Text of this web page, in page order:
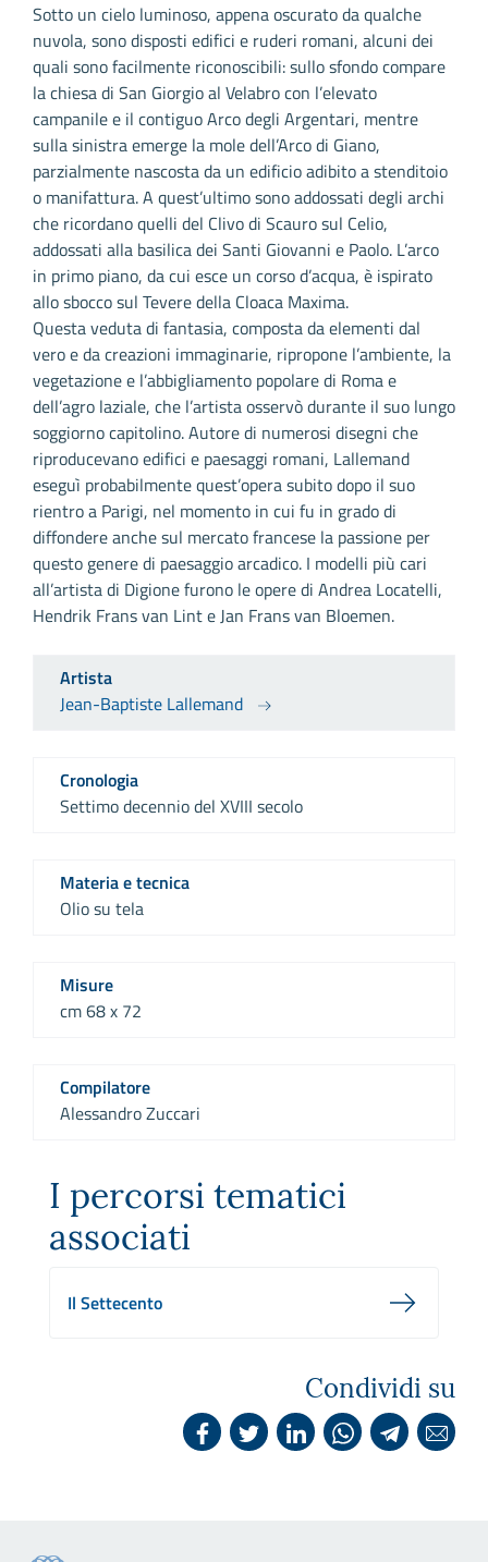
Sotto un cielo luminoso, appena oscurato da qualche
nuvola, sono disposti edifici e ruderi romani, alcuni dei
quali sono facilmente riconoscibili: sullo sfondo compare
la chiesa di San Giorgio al Velabro con l’elevato
campanile e il contiguo Arco degli Argentari, mentre
sulla sinistra emerge la mole dell’Arco di Giano,
parzialmente nascosta da un edificio adibito a stenditoio
o manifattura. A quest’ultimo sono addossati degli archi
che ricordano quelli del Clivo di Scauro sul Celio,
addossati alla basilica dei Santi Giovanni e Paolo. L’arco
in primo piano, da cui esce un corso d’acqua, è ispirato
allo sbocco sul Tevere della Cloaca Maxima.
Questa veduta di fantasia, composta da elementi dal
vero e da creazioni immaginarie, ripropone l’ambiente, la
vegetazione e l’abbigliamento popolare di Roma e
dell’agro laziale, che l’artista osservò durante il suo lungo
soggiorno capitolino. Autore di numerosi disegni che
riproducevano edifici e paesaggi romani, Lallemand
eseguì probabilmente quest’opera subito dopo il suo
rientro a Parigi, nel momento in cui fu in grado di
diffondere anche sul mercato francese la passione per
questo genere di paesaggio arcadico. I modelli più cari
all’artista di Digione furono le opere di Andrea Locatelli,
Hendrik Frans van Lint e Jan Frans van Bloemen.
Artista
Jean-Baptiste Lallemand
Cronologia
Settimo decennio del XVIII secolo
Materia e tecnica
Olio su tela
Misure
cm 68 x 72
Compilatore
Alessandro Zuccari
I percorsi tematici
associati
Il Settecento
Condividi su